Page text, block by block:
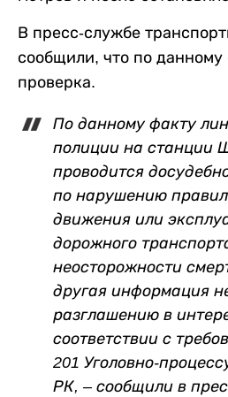
В пресс-службе
сообщили, что по данному
проверка.
По данному факту
полиции на станции
проводится
по нарушению
движения или
дорожного
неосторожности
другая информация
разглашению в
соответствии с
201 Уголовно-
РК, – сообщили в